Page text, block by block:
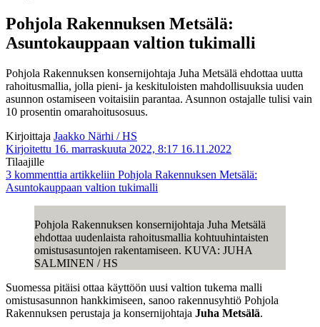
Pohjola Rakennuksen Metsälä:
Asuntokauppaan valtion tukimalli
Pohjola Rakennuksen konsernijohtaja Juha Metsälä ehdottaa uutta
rahoitusmallia, jolla pieni- ja keskituloisten mahdollisuuksia uuden
asunnon ostamiseen voitaisiin parantaa. Asunnon ostajalle tulisi vain
10 prosentin omarahoitusosuus.
Kirjoittaja Jaakko Närhi / HS
Kirjoitettu 16. marraskuuta 2022, 8:17 16.11.2022
Tilaajille
3 kommenttia artikkeliin Pohjola Rakennuksen Metsälä:
Asuntokauppaan valtion tukimalli
Pohjola Rakennuksen konsernijohtaja Juha Metsälä
ehdottaa uudenlaista rahoitusmallia kohtuuhintaisten
omistusasuntojen rakentamiseen. KUVA: JUHA
SALMINEN / HS
Suomessa pitäisi ottaa käyttöön uusi valtion tukema malli
omistusasunnon hankkimiseen, sanoo rakennusyhtiö Pohjola
Rakennuksen perustaja ja konsernijohtaja Juha Metsälä.